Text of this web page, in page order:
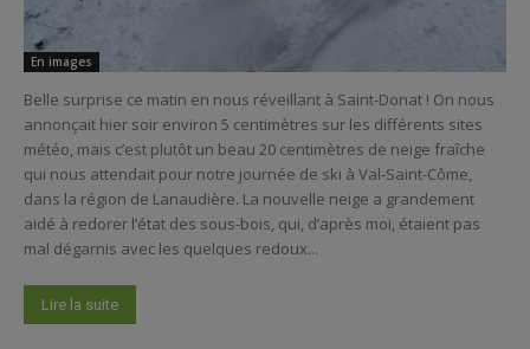
En images
Belle surprise ce matin en nous réveillant à Saint-Donat ! On nous
annonçait hier soir environ 5 centimètres sur les différents sites
météo, mais c’est plutôt un beau 20 centimètres de neige fraîche
qui nous attendait pour notre journée de ski à Val-Saint-Côme,
dans la région de Lanaudière. La nouvelle neige a grandement
aidé à redorer l’état des sous-bois, qui, d’après moi, étaient pas
mal dégarnis avec les quelques redoux...
Lire la suite